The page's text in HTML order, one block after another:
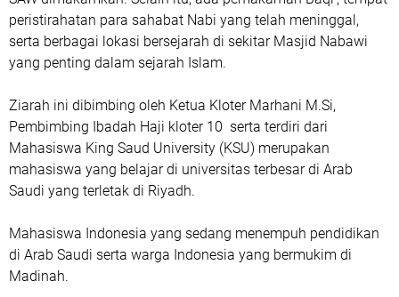
peristirahatan para sahabat Nabi yang telah meninggal,
serta berbagai lokasi bersejarah di sekitar Masjid Nabawi
yang penting dalam sejarah Islam.
Ziarah ini dibimbing oleh Ketua Kloter Marhani M.Si,
Pembimbing Ibadah Haji kloter 10 serta terdiri dari
Mahasiswa King Saud University (KSU) merupakan
mahasiswa yang belajar di universitas terbesar di Arab
Saudi yang terletak di Riyadh.
Mahasiswa Indonesia yang sedang menempuh pendidikan
di Arab Saudi serta warga Indonesia yang bermukim di
Madinah.